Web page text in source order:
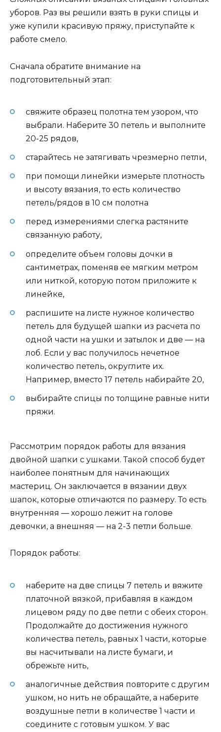
уборов. Раз вы решили взять в руки спицы и
уже купили красивую пряжу, приступайте к
работе смело.
Сначала обратите внимание на
подготовительный этап:
свяжите образец полотна тем узором, что
выбрали. Наберите 30 петель и выполните
20-25 рядов,
старайтесь не затягивать чрезмерно петли,
при помощи линейки измерьте плотность
и высоту вязания, то есть количество
петель/рядов в 10 см полотна
перед измерениями слегка растяните
связанную работу,
определите объем головы дочки в
сантиметрах, поменяв ее мягким метром
или ниткой, которую потом приложите к
линейке,
распишите на листе нужное количество
петель для будущей шапки из расчета по
одной части на ушки и затылок и две — на
лоб. Если у вас получилось нечетное
количество петель, округлите их.
Например, вместо 17 петель набирайте 20,
выбирайте спицы по толщине равные нити
пряжи.
Рассмотрим порядок работы для вязания
двойной шапки с ушками. Такой способ будет
наиболее понятным для начинающих
мастериц. Он заключается в вязании двух
шапок, которые отличаются по размеру. То есть
внутренняя — хорошо лежит на голове
девочки, а внешняя — на 2-3 петли больше.
Порядок работы:
наберите на две спицы 7 петель и вяжите
платочной вязкой, прибавляя в каждом
лицевом ряду по две петли с обеих сторон.
Продолжайте до достижения нужного
количества петель, равных 1 части, которые
вы насчитывали на листе бумаги, и
обрежьте нить,
аналогичные действия повторите с другим
ушком, но нить не обращайте, а наберите
воздушные петли в количестве 1 части и
соедините с готовым ушком. У вас